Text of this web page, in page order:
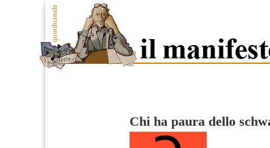
Chi ha paura dello